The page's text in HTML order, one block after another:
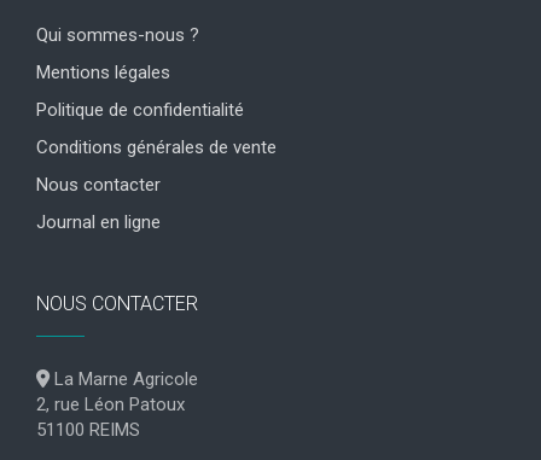
Qui sommes-nous ?
Mentions légales
Politique de confidentialité
Conditions générales de vente
Nous contacter
Journal en ligne
NOUS CONTACTER
La Marne Agricole
2, rue Léon Patoux
51100 REIMS